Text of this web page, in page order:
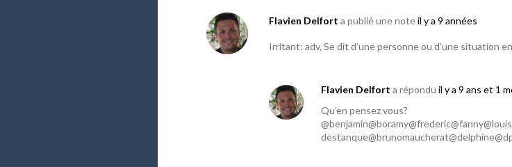
Flavien Delfort a publié une noteil y a 9 années
Irritant: adv, Se dit d’une personne ou d’une
Flavien Delfort a répondu il y a 9 ans et 1
Qu’en pensez vous?